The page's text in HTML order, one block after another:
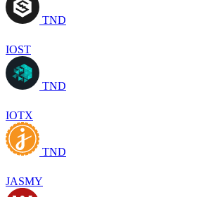
TND
IOST
TND
IOTX
TND
JASMY